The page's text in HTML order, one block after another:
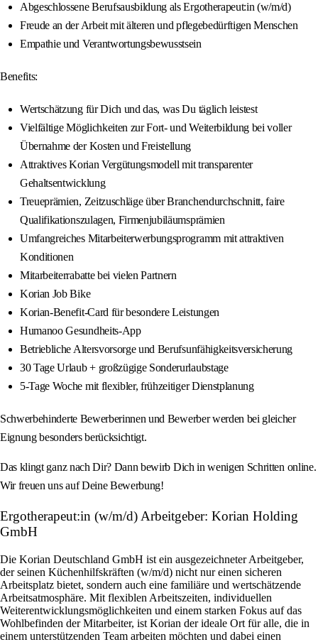
Abgeschlossene Berufsausbildung als Ergotherapeut:in (w/m/d)
Freude an der Arbeit mit älteren und pflegebedürftigen Menschen
Empathie und Verantwortungsbewusstsein
Benefits:
Wertschätzung für Dich und das, was Du täglich leistest
Vielfältige Möglichkeiten zur Fort- und Weiterbildung bei voller
Übernahme der Kosten und Freistellung
Attraktives Korian Vergütungsmodell mit transparenter
Gehaltsentwicklung
Treueprämien, Zeitzuschläge über Branchendurchschnitt, faire
Qualifikationszulagen, Firmenjubiläumsprämien
Umfangreiches Mitarbeiterwerbungsprogramm mit attraktiven
Konditionen
Mitarbeiterrabatte bei vielen Partnern
Korian Job Bike
Korian-Benefit-Card für besondere Leistungen
Humanoo Gesundheits-App
Betriebliche Altersvorsorge und Berufsunfähigkeitsversicherung
30 Tage Urlaub + großzügige Sonderurlaubstage
5-Tage Woche mit flexibler, frühzeitiger Dienstplanung
Schwerbehinderte Bewerberinnen und Bewerber werden bei gleicher
Eignung besonders berücksichtigt.
Das klingt ganz nach Dir? Dann bewirb Dich in wenigen Schritten online.
Wir freuen uns auf Deine Bewerbung!
Ergotherapeut:in (w/m/d) Arbeitgeber: Korian Holding
GmbH
Die Korian Deutschland GmbH ist ein ausgezeichneter Arbeitgeber,
der seinen Küchenhilfskräften (w/m/d) nicht nur einen sicheren
Arbeitsplatz bietet, sondern auch eine familiäre und wertschätzende
Arbeitsatmosphäre. Mit flexiblen Arbeitszeiten, individuellen
Weiterentwicklungsmöglichkeiten und einem starken Fokus auf das
Wohlbefinden der Mitarbeiter, ist Korian der ideale Ort für alle, die in
einem unterstützenden Team arbeiten möchten und dabei einen